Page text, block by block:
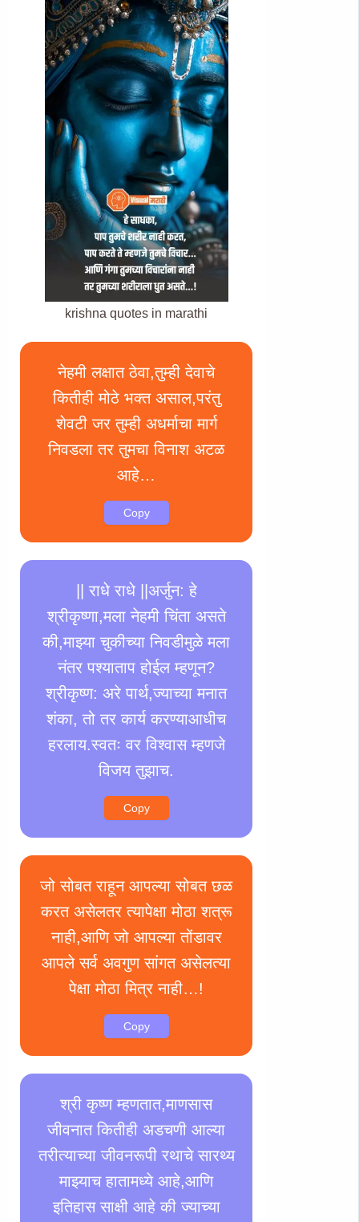
krishna quotes in marathi
नेहमी लक्षात ठेवा,तुम्ही देवाचे
कितीही मोठे भक्त असाल,परंतु
शेवटी जर तुम्ही अधर्माचा मार्ग
निवडला तर तुमचा विनाश अटळ
आहे…
Copy
|| राधे राधे ||अर्जुन: हे
श्रीकृष्णा,मला नेहमी चिंता असते
की,माझ्या चुकीच्या निवडीमुळे मला
नंतर पश्याताप होईल म्हणून?
श्रीकृष्ण: अरे पार्थ,ज्याच्या मनात
शंका, तो तर कार्य करण्याआधीच
हरलाय.स्वतः वर विश्वास म्हणजे
विजय तुझाच.
Copy
जो सोबत राहून आपल्या सोबत छळ
करत असेलतर त्यापेक्षा मोठा शत्रू
नाही,आणि जो आपल्या तोंडावर
आपले सर्व अवगुण सांगत असेलत्या
पेक्षा मोठा मित्र नाही…!
Copy
श्री कृष्ण म्हणतात,माणसास
जीवनात कितीही अडचणी आल्या
तरीत्याच्या जीवनरूपी रथाचे सारथ्य
माझ्याच हातामध्ये आहे,आणि
इतिहास साक्षी आहे की ज्याच्या